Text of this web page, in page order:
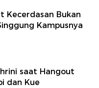
Kecerdasan Bukan
Kampusnya
saat Hangout
dan Kue